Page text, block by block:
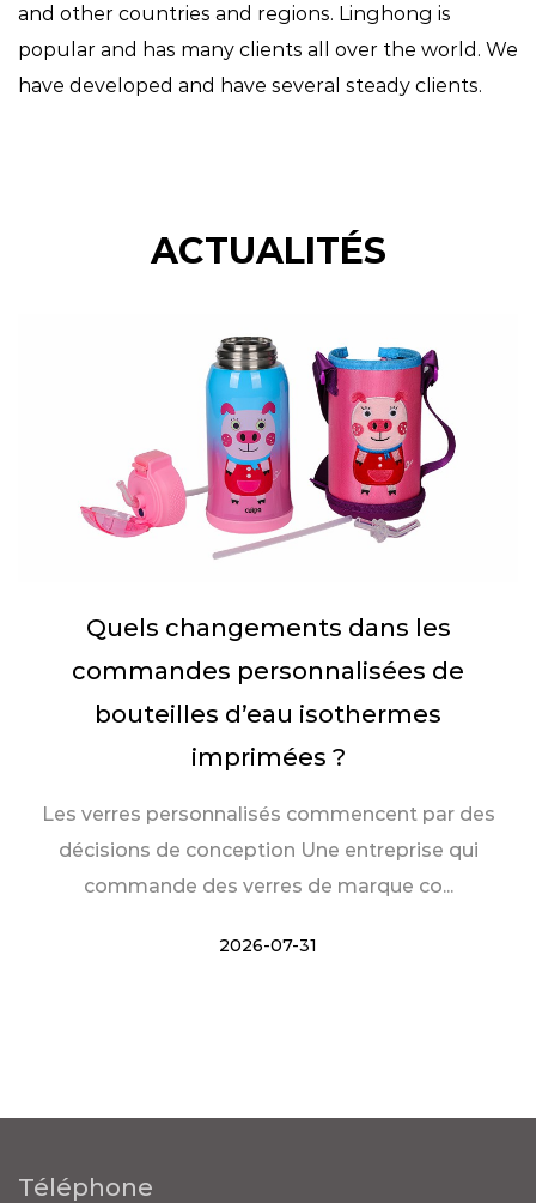
and other countries and regions. Linghong is
popular and has many clients all over the world. We
have developed and have several steady clients.
ACTUALITÉS
Quels changements dans les
commandes personnalisées de
bouteilles d’eau isothermes
imprimées ?
Les verres personnalisés commencent par des
décisions de conception Une entreprise qui
commande des verres de marque co...
2026-07-31
Téléphone